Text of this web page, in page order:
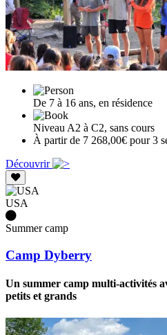
De 7 à 16 ans, en résidence
Niveau A2 à C2, sans cours
À partir de 7 268,00€ pour 3
Découvrir
USA
Summer camp
Camp Dyberry
Un summer camp multi-activités
petits et grands